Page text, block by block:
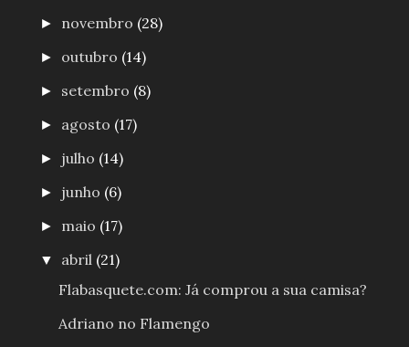
► novembro (28)
► outubro (14)
► setembro (8)
► agosto (17)
► julho (14)
► junho (6)
► maio (17)
▼ abril (21)
Flabasquete.com: Já comprou a sua camisa?
Adriano no Flamengo